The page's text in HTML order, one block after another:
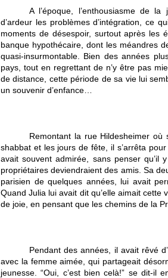
A l’époque, l’enthousiasme de
d’ardeur les problèmes d’intégration, ce
moments de désespoir, surtout après les
banque hypothécaire, dont les méandres
quasi-insurmontable. Bien des années
pays, tout en regrettant de n’y être pas
de distance, cette période de sa vie lui
un souvenir d’enfance…
Remontant la rue Hildesheimer où
shabbat et les jours de fête, il s’arrêta
avait souvent admirée, sans penser
propriétaires deviendraient des amis. Sa
parisien de quelques années, lui avait
Quand Julia lui avait dit qu’elle aimait cette
de joie, en pensant que les chemins de la
Pendant des années, il avait rêvé
avec la femme aimée, qui partageait
jeunesse. “Oui, c’est bien celà!” se dit-il